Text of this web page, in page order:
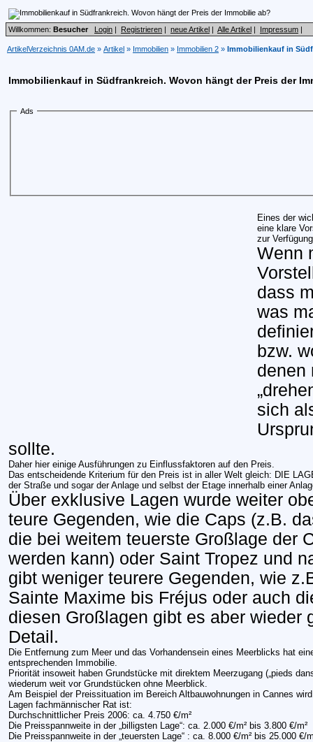
Willkommen: Besucher Login | Registrieren | neue Artikel | Alle Artikel | Impressum |
ArtikelVerzeichnis 0AM.de » Artikel » Immobilien » Immobilien 2 » Immobilienkauf in
Immobilienkauf in Südfrankreich. Wovon hängt der Preis der
Ads
Eines der
eine klare
zur
Wenn
dass
was
bzw.
denen
sich
sollte.
Daher hier einige Ausführungen zu Einflussfaktoren auf den Preis.
Das entscheidende Kriterium für den Preis ist in aller Welt gleich: DIE
der Straße und sogar der Anlage und selbst der Etage innerhalb einer
Über exklusive Lagen wurde weiter
teure Gegenden, wie die Caps (z.B.
die bei weitem teuerste Großlage der
werden kann) oder Saint Tropez und
gibt weniger teurere Gegenden, wie
Sainte Maxime bis Fréjus oder auch
diesen Großlagen gibt es aber wieder
Detail.
Die Entfernung zum Meer und das Vorhandensein eines Meerblicks hat
entsprechenden Immobilie.
Priorität insoweit haben Grundstücke mit direktem Meerzugang („pieds
wiederum weit vor Grundstücken ohne Meerblick.
Am Beispiel der Preissituation im Bereich Altbauwohnungen in Cannes
Lagen fachmännischer Rat ist:
Durchschnittlicher Preis 2006: ca. 4.750 €/m²
Die Preisspannweite in der „billigsten Lage“: ca. 2.000 €/m² bis 3.800 €/m²
Die Preisspannweite in der „teuersten Lage“ : ca. 8.000 €/m² bis 25.000 €/